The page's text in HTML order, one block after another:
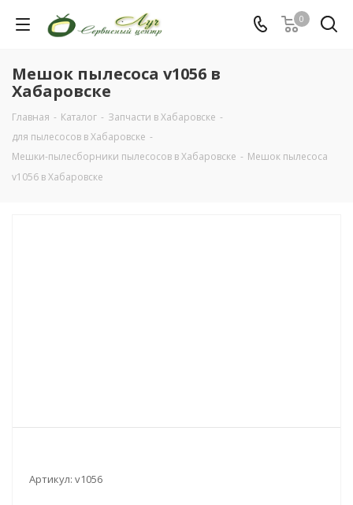
0
Мешок пылесоса v1056 в
Хабаровске
Главная - Каталог - Запчасти в Хабаровске -
для пылесосов в Хабаровске -
Мешки-пылесборники пылесосов в Хабаровске - Мешок пылесоса
v1056 в Хабаровске
Артикул: v1056